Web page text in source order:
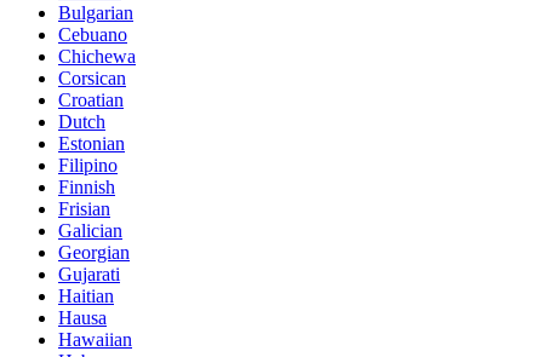
Bulgarian
Cebuano
Chichewa
Corsican
Croatian
Dutch
Estonian
Filipino
Finnish
Frisian
Galician
Georgian
Gujarati
Haitian
Hausa
Hawaiian